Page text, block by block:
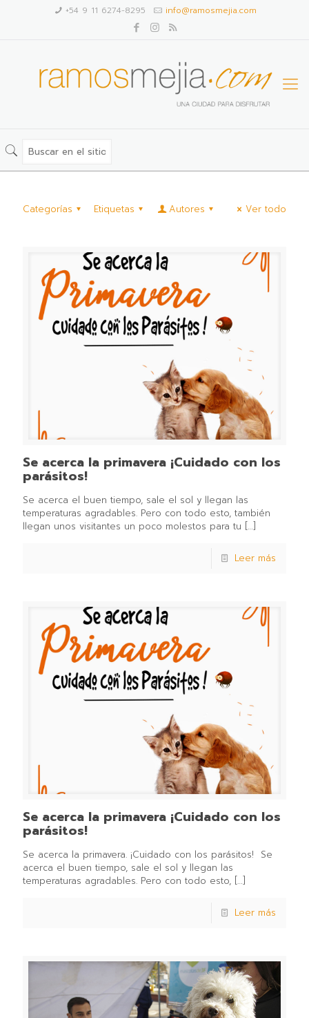
+54 9 11 6274-8295 info@ramosmejia.com
Categorías Etiquetas Autores Ver todo
Se acerca la primavera ¡Cuidado con los
parásitos!⁣
Se acerca el buen tiempo, sale el sol y llegan las
temperaturas agradables. Pero con todo esto, también
llegan unos visitantes un poco molestos para tu […]
Leer más
Se acerca la primavera ¡Cuidado con los
parásitos!⁣
Se acerca la primavera. ¡Cuidado con los parásitos!⁣⁣ ⁣⁣ Se
acerca el buen tiempo, sale el sol y llegan las
temperaturas agradables. Pero con todo esto, […]
Leer más